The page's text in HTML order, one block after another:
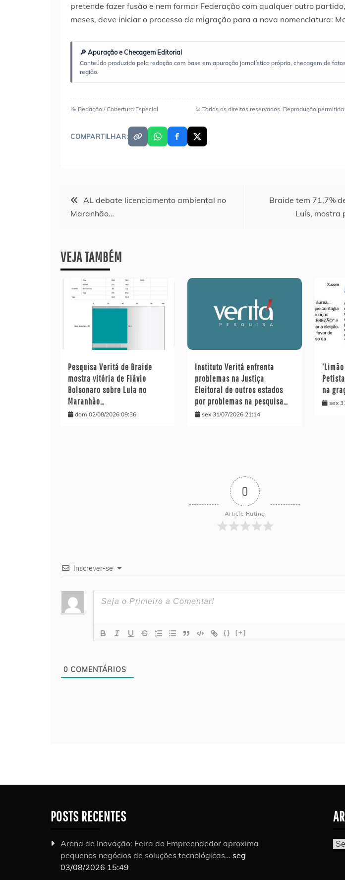
pretende fazer fusão e nem formar Federação com qualquer outro
meses, deve iniciar o processo de migração para a nova nomenclatura:
🔎 Apuração e Checagem Editorial
Conteúdo produzido pela redação com base em apuração jornalística própria, checagem de
região.
📝 Redação / Cobertura Especial ⚖️ Todos os direitos reservados. Reprodução
COMPARTILHAR:
Navegação
Post
AL debate licenciamento ambiental no
Maranhão…
Braide tem 71,7%
Luís, mostra
VEJA TAMBÉM
Pesquisa Veritá de Braide
mostra vitória de Flávio
Bolsonaro sobre Lula no
Maranhão…
dom 02/08/2026 09:36
Instituto Veritá enfrenta
problemas na Justiça
Eleitoral de outros estados
por problemas na pesquisa…
sex 31/07/2026 21:14
na
sex
0
Article Rating
Inscrever-se
{} [+]
0 COMENTÁRIOS
POSTS RECENTES
Arena de Inovação: Feira do Empreendedor aproxima
pequenos negócios de soluções tecnológicas… seg
03/08/2026 15:49